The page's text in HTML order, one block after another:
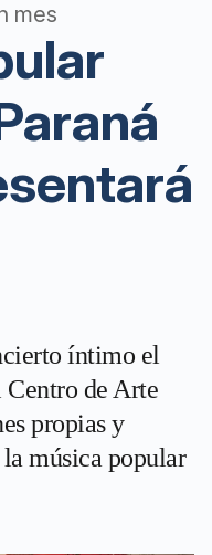
mes
íntimo el
de Arte
propias y
música popular